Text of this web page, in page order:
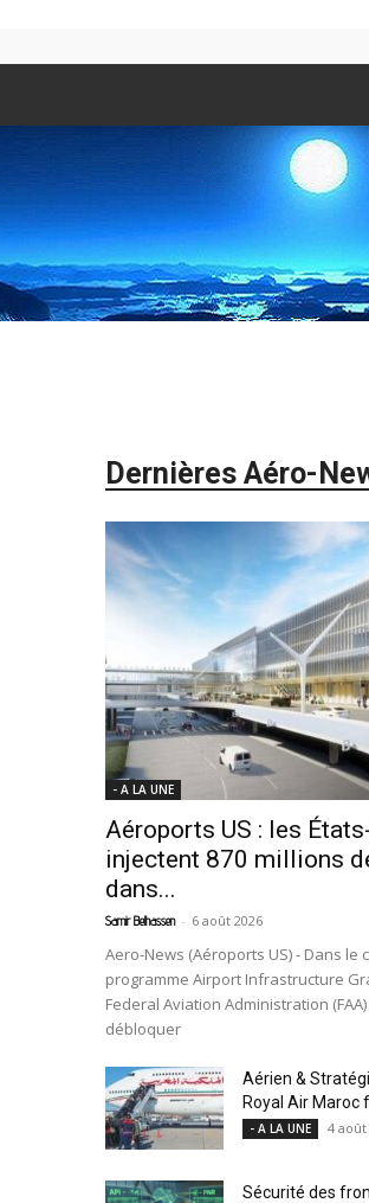
Dernières Aéro-
- A LA UNE
Aéroports US : les
injectent 870 millions
dans...
Samir Belhassen - 6 août 2026
Aero-News (Aéroports US) - Dans le
programme Airport Infrastructure
Federal Aviation Administration
débloquer
Aérien &
Royal Air Maroc
- A LA UNE 4 août
Sécurité des